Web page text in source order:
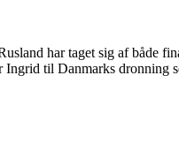
har taget sig af både
til Danmarks dronning